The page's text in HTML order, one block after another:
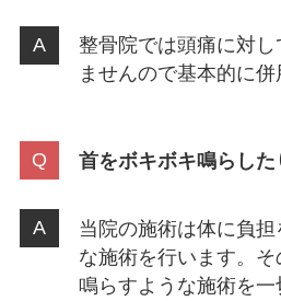
整骨院では頭痛に対し
ませんので基本的に併
首をボキボキ鳴らした
当院の施術は体に負担
な施術を行います。
鳴らすような施術を一